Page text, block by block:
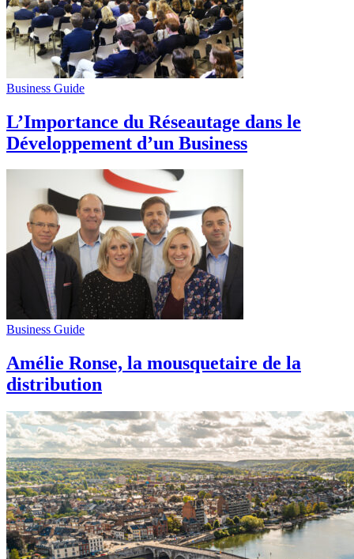
Business Guide
L’Importance du Réseautage dans le
Développement d’un Business
Business Guide
Amélie Ronse, la mousquetaire de la
distribution